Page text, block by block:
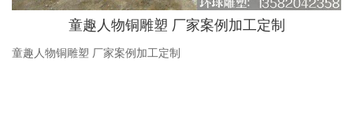
童趣人物铜雕塑 厂家案例加工定制
童趣人物铜雕塑 厂家案例加工定制